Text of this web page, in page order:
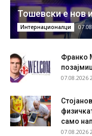
Тошевски е нов
Интернационалци
Франко
07.08.2026
само
07.08.2026